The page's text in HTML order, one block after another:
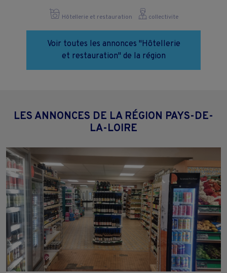
Hôtellerie et restauration collectivite
Voir toutes les annonces "Hôtellerie
et restauration" de la région
LES ANNONCES DE LA RÉGION PAYS-DE-
LA-LOIRE